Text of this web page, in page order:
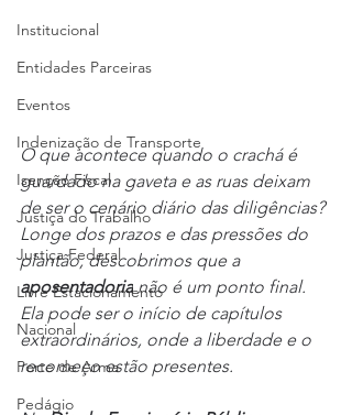
Institucional
Entidades Parceiras
Eventos
Indenização de Transporte
Isenção Fiscal
Justiça do Trabalho
Justiça Federal
Livre Estacionamento
Nacional
Porte de Arma
Pedágio
O que acontece quando o crachá é
guardado na gaveta e as ruas deixam
de ser o cenário diário das diligências?
Longe dos prazos e das pressões do
plantão, descobrimos que a
aposentadoria não é um ponto final.
Ela pode ser o início de capítulos
extraordinários, onde a liberdade e o
recomeço estão presentes.